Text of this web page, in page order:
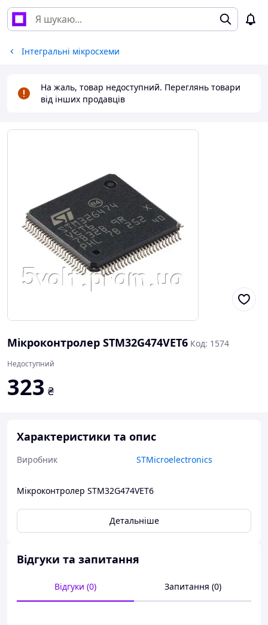
Інтегральні мікросхеми
На жаль, товар недоступний. Переглянь товари
від інших продавців
Мікроконтролер STM32G474VET6 Код: 1574
Недоступний
323 ₴
Характеристики та опис
Виробник STMicroelectronics
Мікроконтролер STM32G474VET6
Детальніше
Відгуки та запитання
Відгуки (0) Запитання (0)